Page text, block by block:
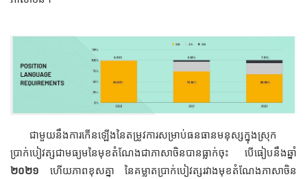
ជាមួយនឹងការកើនឡើងនៃតម្រូវការសម្រាប់ធនធានមនុស្សក្នុងស្រុក
ប្រាក់បៀវត្សជាមធ្យមនៃមុខតំណែងជាភាសាចិនបានធ្លាក់ចុះ បើធៀបនឹងឆ្នាំ
២០២១ ហើយភាពខុសគ្នា នៃគម្លាតប្រាក់បៀវត្សរវាងមុខតំណែងភាសាចិន